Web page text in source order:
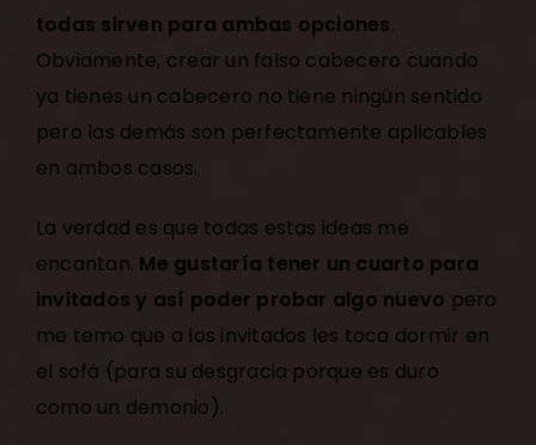
todas sirven para ambas opciones.
Obviamente, crear un falso cabecero cuando
ya tienes un cabecero no tiene ningún sentido
pero las demás son perfectamente aplicables
en ambos casos.
La verdad es que todas estas ideas me
encantan. Me gustaría tener un cuarto para
invitados y así poder probar algo nuevo pero
me temo que a los invitados les toca dormir en
el sofá (para su desgracia porque es duro
como un demonio).